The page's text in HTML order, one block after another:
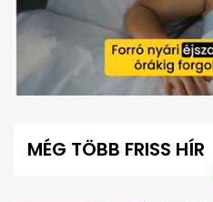
minute,
MÉG TÖBB FRISS HÍR